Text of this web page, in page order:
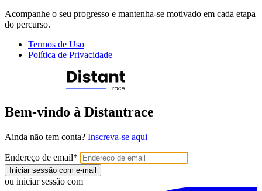
Acompanhe o seu progresso e mantenha-se motivado em cada etapa
do percurso.
Termos de Uso
Política de Privacidade
Bem-vindo à Distantrace
Ainda não tem conta? Inscreva-se aqui
Endereço de email*
Iniciar sessão com e-mail
ou iniciar sessão com